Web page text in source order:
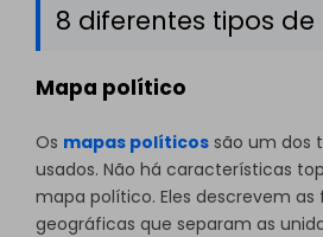
8 diferentes tipos
Mapa político
Os mapas políticos são um dos
usados. Não há características
mapa político. Eles descrevem as
geográficas que separam as